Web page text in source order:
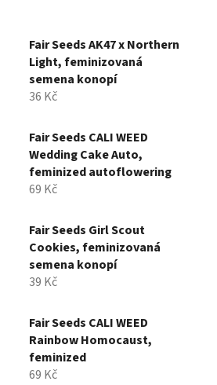
Fair Seeds AK47 x Northern
Light, feminizovaná
semena konopí
36 Kč
Fair Seeds CALI WEED
Wedding Cake Auto,
feminized autoflowering
69 Kč
Fair Seeds Girl Scout
Cookies, feminizovaná
semena konopí
39 Kč
Fair Seeds CALI WEED
Rainbow Homocaust,
feminized
69 Kč